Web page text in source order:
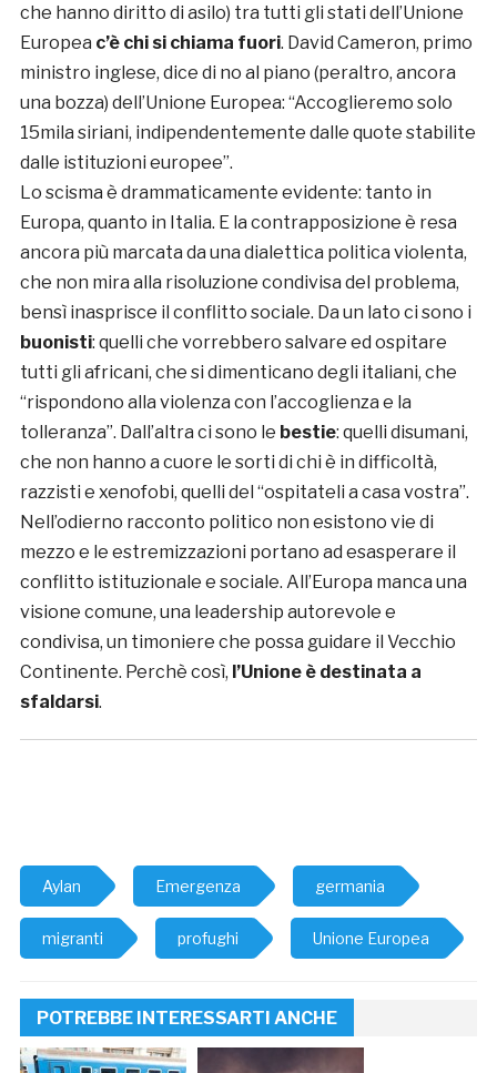
che hanno diritto di asilo) tra tutti gli stati dell’Unione
Europea c’è chi si chiama fuori. David Cameron, primo
ministro inglese, dice di no al piano (peraltro, ancora
una bozza) dell’Unione Europea: “Accoglieremo solo
15mila siriani, indipendentemente dalle quote stabilite
dalle istituzioni europee”.
Lo scisma è drammaticamente evidente: tanto in
Europa, quanto in Italia. E la contrapposizione è resa
ancora più marcata da una dialettica politica violenta,
che non mira alla risoluzione condivisa del problema,
bensì inasprisce il conflitto sociale. Da un lato ci sono i
buonisti: quelli che vorrebbero salvare ed ospitare
tutti gli africani, che si dimenticano degli italiani, che
“rispondono alla violenza con l’accoglienza e la
tolleranza”. Dall’altra ci sono le bestie: quelli disumani,
che non hanno a cuore le sorti di chi è in difficoltà,
razzisti e xenofobi, quelli del “ospitateli a casa vostra”.
Nell’odierno racconto politico non esistono vie di
mezzo e le estremizzazioni portano ad esasperare il
conflitto istituzionale e sociale. All’Europa manca una
visione comune, una leadership autorevole e
condivisa, un timoniere che possa guidare il Vecchio
Continente. Perchè così, l’Unione è destinata a
sfaldarsi.
Aylan Emergenza germania
migranti profughi Unione Europea
POTREBBE INTERESSARTI ANCHE